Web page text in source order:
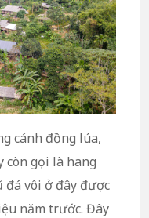
cánh đồng lúa,
còn gọi là hang
vôi ở đây được
năm trước. Đây